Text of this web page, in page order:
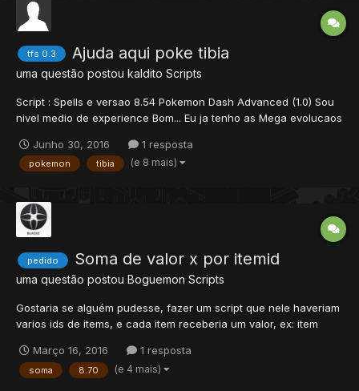
tfs 0.3 Ajuda aqui poke tibia
uma questão postou kaldito Scripts
Script : Spells e versao 8.54 Pokemon Dash Advanced (1.0) Sou
nivel medio de experience Bom... Eu ja tenho as Mega evolucaos
como faz vai na imagem e vei o ataque que tem Charizard para
poder faz Mega Despo...
Junho 30, 2016 1 resposta
pokemon tibia (e 8 mais)
pedido Soma de valor x por itemid
uma questão postou Boguemon Scripts
Gostaria se alguém pudesse, fazer um script que nele haveriam
varios ids de items, e cada item receberia um valor, ex: item
(soma) que somasse esses 1, 2 e 3, mas só se o item estivesse
no slot do inventario (legs/ armor / boots) e...
Março 16, 2016 1 resposta
soma 8.70 (e 4 mais)